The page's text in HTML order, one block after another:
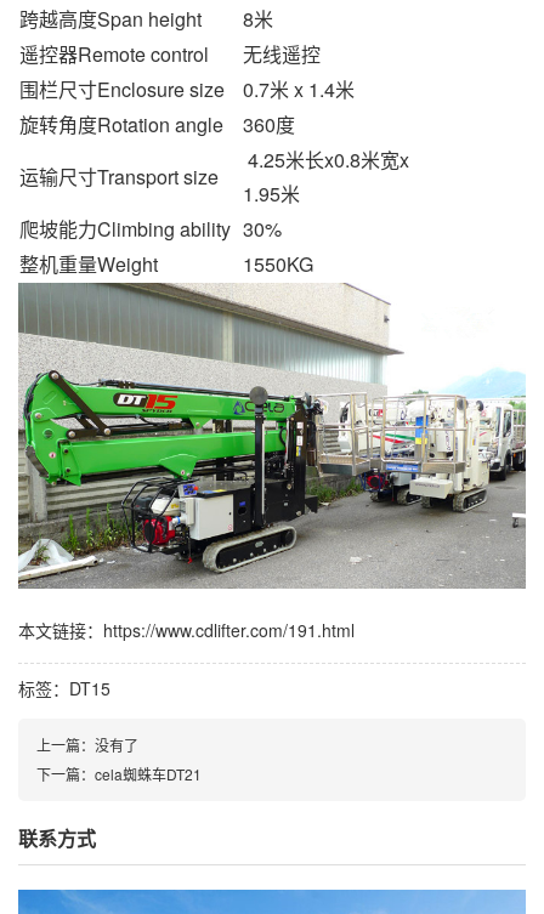
跨越高度Span height
8米
遥控器Remote control
无线遥控
围栏尺寸Enclosure size
0.7米 x 1.4米
旋转角度Rotation angle
360度
运输尺寸Transport size
4.25米长x0.8米宽x
1.95米
爬坡能力Climbing ability 30%
整机重量Weight
1550KG
本文链接：https://www.cdlifter.com/191.html
标签： DT15
上一篇：没有了
下一篇： cela蜘蛛车DT21
联系方式